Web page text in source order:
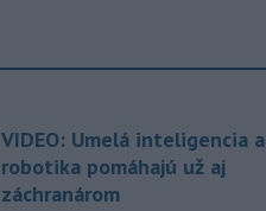
VIDEO: Umelá inteligencia a
robotika pomáhajú už aj
záchranárom